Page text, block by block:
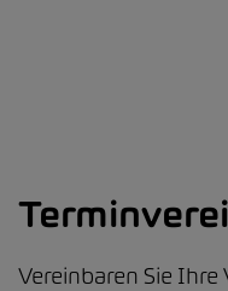
Vereinbaren Sie